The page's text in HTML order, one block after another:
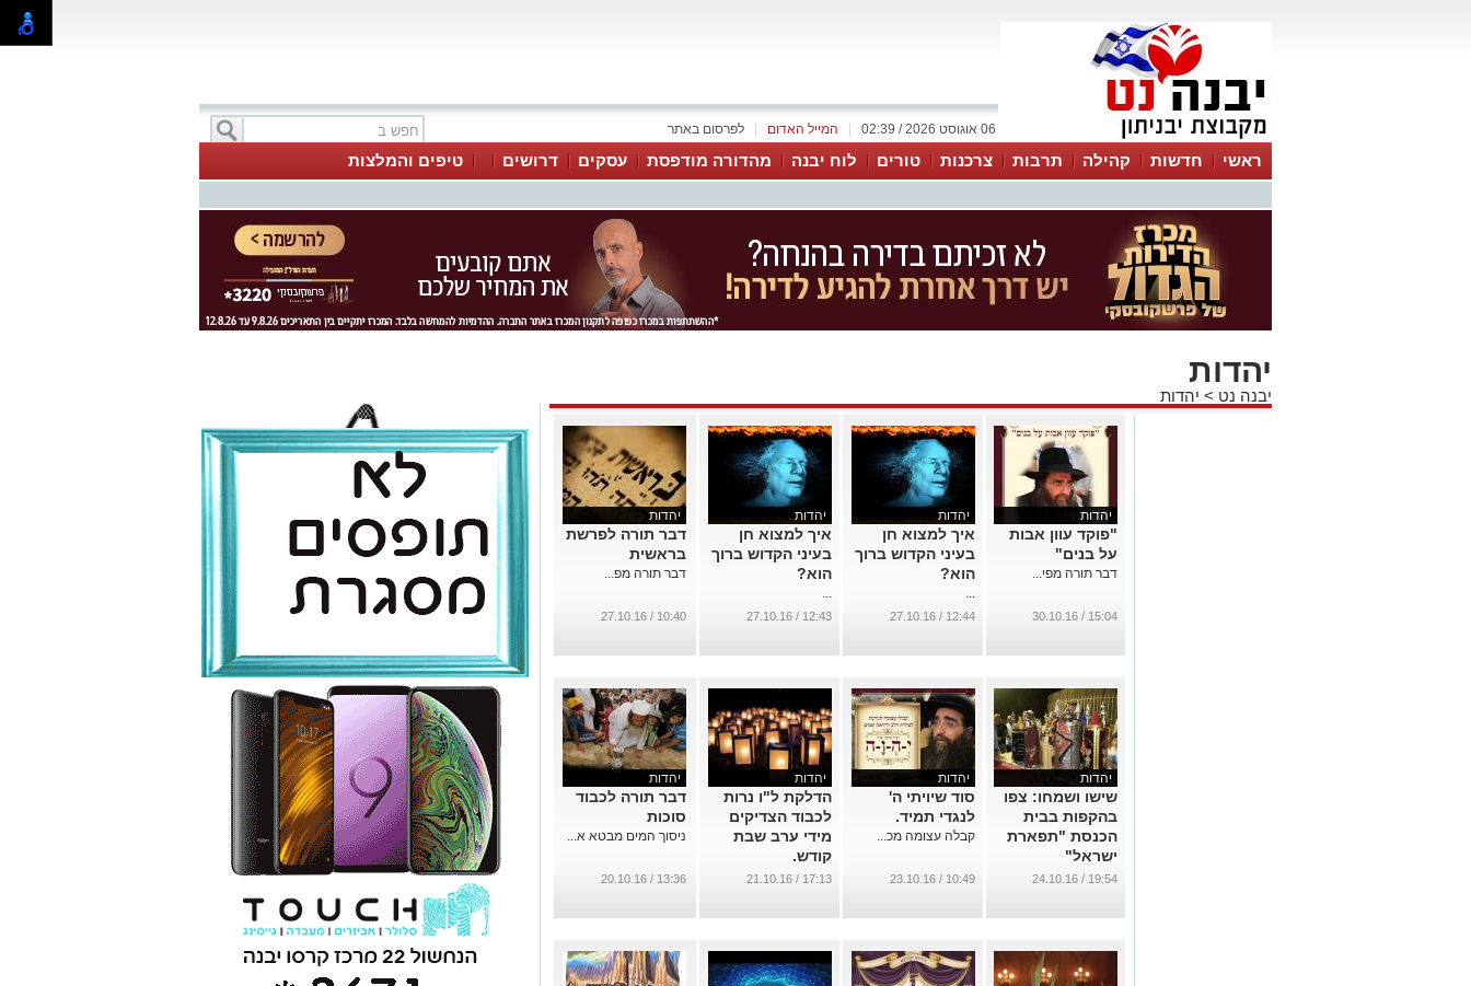
לפרסום באתר המייל האדום 06 אוגוסט 2026 / 02:39
ראשי חדשות קהילה תרבות צרכנות טורים לוח יבנה מהדורה מודפסת עסקים דרושים טיפים והמלצות
יהדות
יבנה נט > יהדות
יהדות
"פוקד עוון אבות
על בנים"
דבר תורה מפי...
15:04 / 30.10.16
יהדות
איך למצוא חן
בעיני הקדוש ברוך
הוא?
...
12:44 / 27.10.16
יהדות
איך למצוא חן
בעיני הקדוש ברוך
הוא?
...
12:43 / 27.10.16
יהדות
דבר תורה לפרשת
בראשית
דבר תורה מפ...
10:40 / 27.10.16
יהדות
שישו ושמחו: צפו
בהקפות בבית
הכנסת "תפארת
ישראל"
...
19:54 / 24.10.16
יהדות
סוד שיויתי ה'
לנגדי תמיד.
קבלה עצומה מכ...
10:49 / 23.10.16
יהדות
הדלקת ל"ו נרות
לכבוד הצדיקים
מידי ערב שבת
קודש.
...
17:13 / 21.10.16
יהדות
דבר תורה לכבוד
סוכות
ניסוך המים מבטא א...
13:36 / 20.10.16